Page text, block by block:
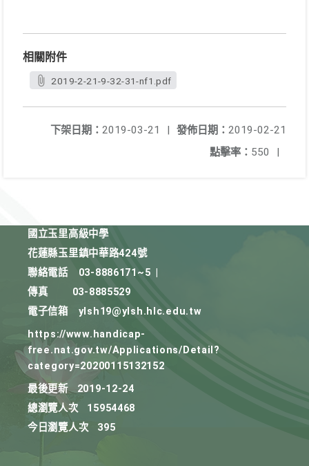
相關附件
2019-2-21-9-32-31-nf1.pdf
發佈日期： 2019-02-21
下架日期： 2019-03-21
|
點擊率： 550 |
國立玉里高級中學
花蓮縣玉里鎮中華路424號
聯絡電話
03-8886171~5
傳真
03-8885529
電子信箱
ylsh19@ylsh.hlc.edu.tw
https://www.handicap-
free.nat.gov.tw/Applications/Detail?
category=20200115132152
最後更新
2019-12-24
總瀏覽人次
15954468
今日瀏覽人次
395